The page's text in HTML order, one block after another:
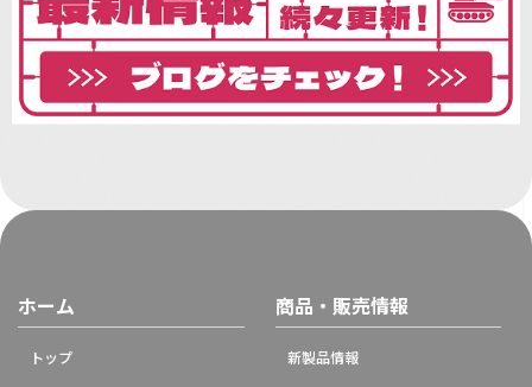
ホーム
トップ
商品・販売情報
新製品情報